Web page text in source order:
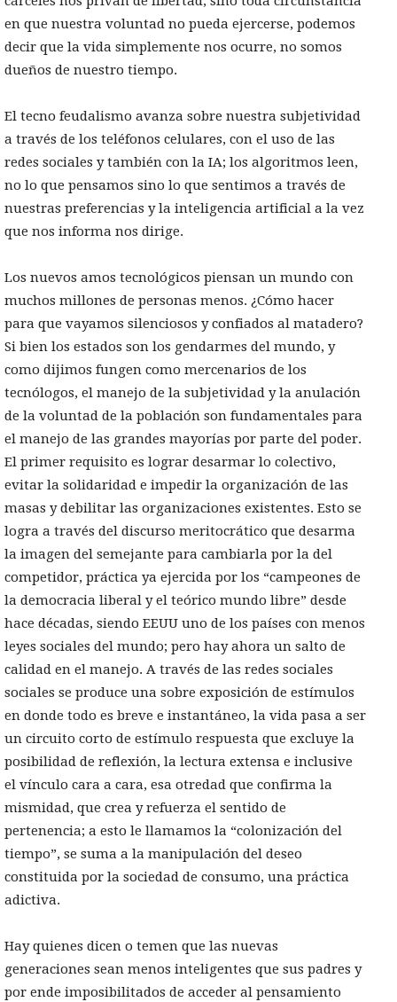
en que nuestra voluntad no pueda ejercerse, podemos
decir que la vida simplemente nos ocurre, no somos
dueños de nuestro tiempo.
El tecno feudalismo avanza sobre nuestra subjetividad
a través de los teléfonos celulares, con el uso de las
redes sociales y también con la IA; los algoritmos leen,
no lo que pensamos sino lo que sentimos a través de
nuestras preferencias y la inteligencia artificial a la vez
que nos informa nos dirige.
Los nuevos amos tecnológicos piensan un mundo con
muchos millones de personas menos. ¿Cómo hacer
para que vayamos silenciosos y confiados al matadero?
Si bien los estados son los gendarmes del mundo, y
como dijimos fungen como mercenarios de los
tecnólogos, el manejo de la subjetividad y la anulación
de la voluntad de la población son fundamentales para
el manejo de las grandes mayorías por parte del poder.
El primer requisito es lograr desarmar lo colectivo,
evitar la solidaridad e impedir la organización de las
masas y debilitar las organizaciones existentes. Esto se
logra a través del discurso meritocrático que desarma
la imagen del semejante para cambiarla por la del
competidor, práctica ya ejercida por los “campeones de
la democracia liberal y el teórico mundo libre” desde
hace décadas, siendo EEUU uno de los países con menos
leyes sociales del mundo; pero hay ahora un salto de
calidad en el manejo. A través de las redes sociales
sociales se produce una sobre exposición de estímulos
en donde todo es breve e instantáneo, la vida pasa a ser
un circuito corto de estímulo respuesta que excluye la
posibilidad de reflexión, la lectura extensa e inclusive
el vínculo cara a cara, esa otredad que confirma la
mismidad, que crea y refuerza el sentido de
pertenencia; a esto le llamamos la “colonización del
tiempo”, se suma a la manipulación del deseo
constituida por la sociedad de consumo, una práctica
adictiva.
Hay quienes dicen o temen que las nuevas
generaciones sean menos inteligentes que sus padres y
por ende imposibilitados de acceder al pensamiento